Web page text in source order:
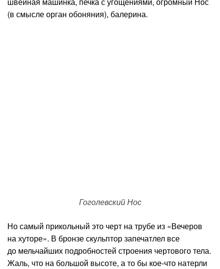
(в смысле орган обоняния), балерина.
Гоголевский Нос
Но самый прикольный это черт на трубе из «Вечеров
на хуторе». В бронзе скульптор запечатлел все
до мельчайших подробностей строения чертового тела.
Жаль, что на большой высоте, а то бы кое-что натерли